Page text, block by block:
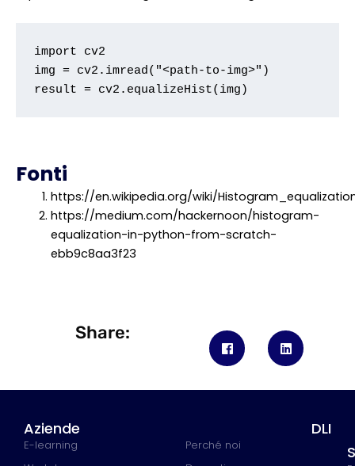
import cv2
img = cv2.imread("<path-to-img>")
result = cv2.equalizeHist(img)
Fonti
https://en.wikipedia.org/wiki/
https://medium.com/hackernoon/histogram-
equalization-in-python-from-scratch-
ebb9c8aa3f23
Share:
Aziende
E-learning
DLI
Perché noi